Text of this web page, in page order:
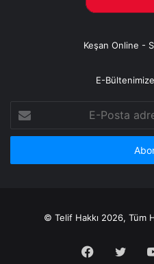
Keşan Online -
E-
Posta
adresinizi
© Telif Hakkı 2026, Tüm
Facebook